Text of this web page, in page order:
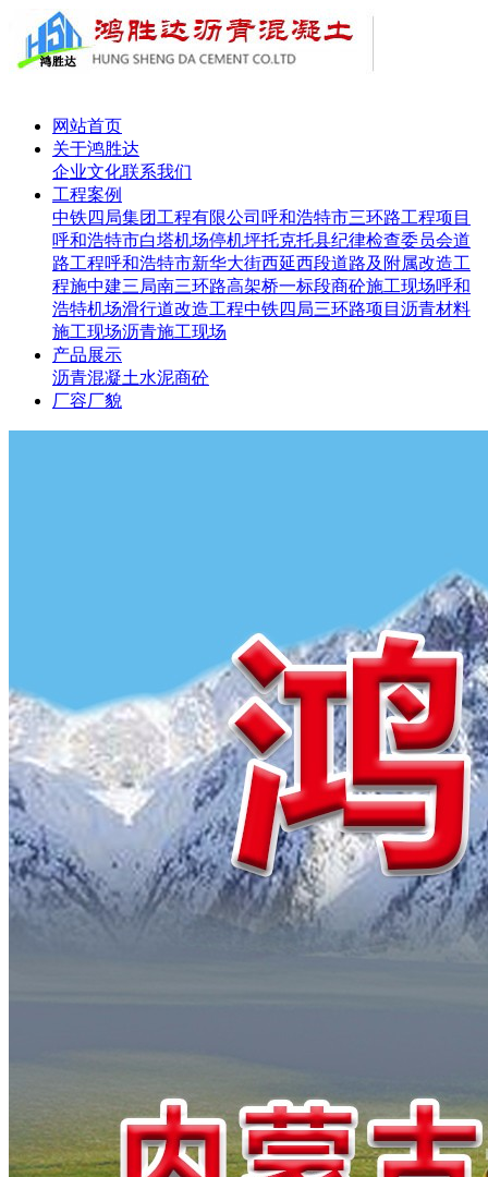
网站首页
关于鸿胜达
企业文化联系我们
工程案例
中铁四局集团工程有限公司呼和浩特市三环路工程项目
呼和浩特市白塔机场停机坪托克托县纪律检查委员会道
路工程呼和浩特市新华大街西延西段道路及附属改造工
程施中建三局南三环路高架桥一标段商砼施工现场呼和
浩特机场滑行道改造工程中铁四局三环路项目 沥青材料
施工现场沥青施工现场
产品展示
沥青混凝土水泥商砼
厂容厂貌